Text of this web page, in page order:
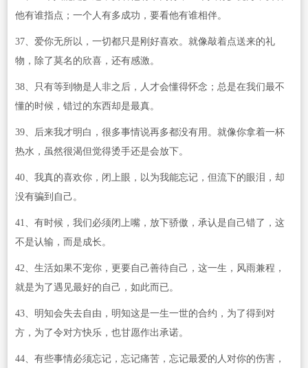
他有谁指点；一个人有多成功，要看他有谁相伴。
37、爱你无所以，一切都只是刚好喜欢。就像敲着点送来的礼
物，除了莫名的欣喜，还有感激。
38、只有等到物是人非之后，人才会懂得怀念；总是在我们最不
懂的时候，错过的东西却是最真。
39、后来我才明白，很多事情说再多都没有用。就像你拿着一杯
热水，虽然很渴但觉得烫手还是会放下。
40、我真的喜欢你，闭上眼，以为我能忘记，但流下的眼泪，却
没有骗到自己。
41、有时候，我们必须闭上嘴，放下骄傲，承认是自己错了，这
不是认输，而是成长。
42、生活如果不宠你，更要自己善待自己，这一生，风雨兼程，
就是为了遇见最好的自己，如此而已。
43、明知会失去自由，明知这是一生一世的合约，为了得到对
方，为了令对方快乐，也甘愿作出承诺。
44、有些事情必须忘记，忘记痛苦，忘记最爱的人对你的伤害，